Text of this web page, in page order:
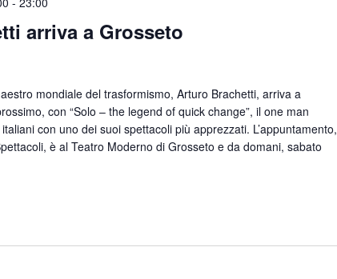
arriva a Grosseto
mondiale del trasformismo, Arturo Brachetti, arriva a
con “Solo – the legend of quick change”, il one man
con uno dei suoi spettacoli più apprezzati. L’appuntamento,
è al Teatro Moderno di Grosseto e da domani, sabato